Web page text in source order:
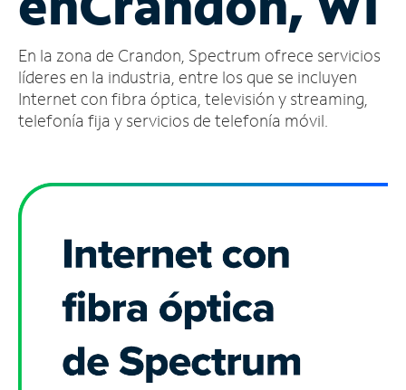
cuenta
Encuentra
una
tienda
En la zona de Crandon, Spectrum ofrece servicios
líderes en la industria, entre los que se incluyen
Internet con fibra óptica, televisión y streaming,
telefonía fija y servicios de telefonía móvil.